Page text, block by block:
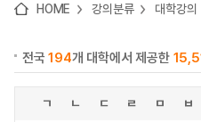
HOME 강의분류 대학강의
전국194개 대학에서 제공한
ㄱ ㄴ ㄷ ㄹ ㅁ ㅂ